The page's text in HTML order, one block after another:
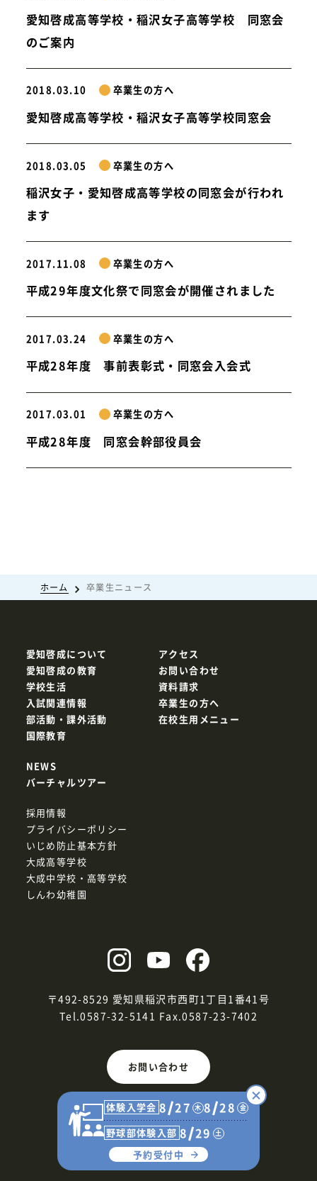
体験入学会 8 27 木8 28 金
野球部体験入部 8 29 土
予約受付中
愛知啓成高等学校・稲沢女子高等学校 同窓会
のご案内
2018.03.10 卒業生の方へ
愛知啓成高等学校・稲沢女子高等学校同窓会
2018.03.05 卒業生の方へ
稲沢女子・愛知啓成高等学校の同窓会が行われ
ます
2017.11.08 卒業生の方へ
平成29年度文化祭で同窓会が開催されました
2017.03.24 卒業生の方へ
平成28年度 事前表彰式・同窓会入会式
2017.03.01 卒業生の方へ
平成28年度 同窓会幹部役員会
ホーム 卒業生ニュース
〒492-8529 愛知県稲沢市西町1丁目1番41号
Tel.0587-32-5141 Fax.0587-23-7402
お問い合わせ
愛知啓成について
愛知啓成の教育
学校生活
入試関連情報
部活動・課外活動
国際教育
アクセス
お問い合わせ
資料請求
卒業生の方へ
在校生用メニュー
採用情報
プライバシーポリシー
いじめ防止基本方針
大成高等学校
大成中学校・高等学校
しんわ幼稚園
NEWS
バーチャルツアー